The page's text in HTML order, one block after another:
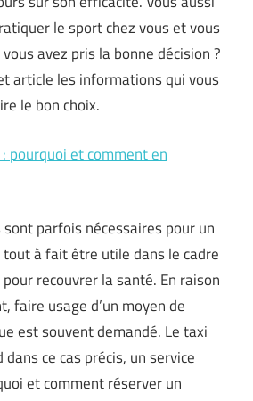
le sport chez vous et vous
avez pris la bonne décision ?
article les informations qui vous
le bon choix.
pourquoi et comment en
parfois nécessaires pour un
tout à fait être utile dans le cadre
recouvrer la santé. En raison
faire usage d’un moyen de
est souvent demandé. Le taxi
ce cas précis, un service
et comment réserver un